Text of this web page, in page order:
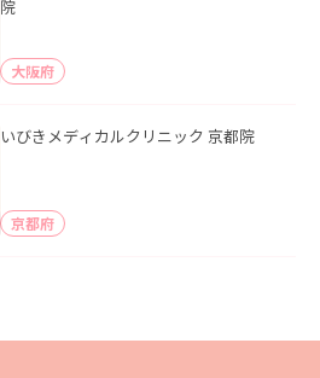
院
大阪府
いびきメディカルクリニック 京都院
京都府